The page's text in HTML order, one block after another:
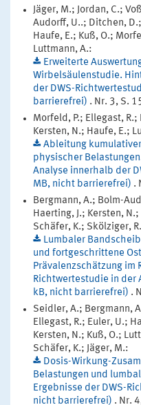
Jäger, M.; Jordan, C.;
Audorff, U..; Ditchen,
Haufe, E.; Kuß, O.;
Luttmann, A.:
Erweiterte
Wirbelsäulenstudie.
der DWS-
barrierefrei) . Nr. 3, S.
Morfeld, P.; Ellegast,
Kersten, N.; Haufe, E.;
Ableitung
physischer
Analyse innerhalb der
MB, nicht barrierefrei) .
Bergmann, A.; Bolm-
Haerting, J.; Kersten,
Schäfer, K.; Skölziger,
Lumbaler
und fortgeschrittene
Prävalenzschätzung im
Richtwertestudie in der
kB, nicht barrierefrei) .
Seidler, A.; Bergmann,
Ellegast, R.; Euler, U.;
Kersten, N.; Kuß, O.;
Schäfer, K.; Jäger, M.:
Dosis-Wirkung-
Belastungen und
Ergebnisse der DWS-
nicht barrierefrei) . Nr.